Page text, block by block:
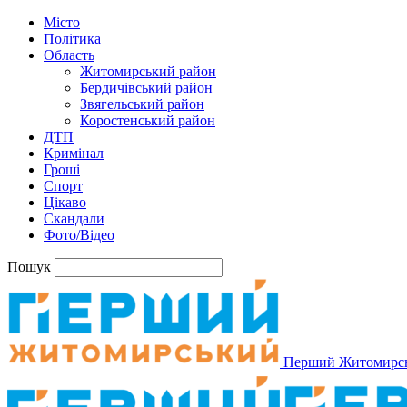
Місто
Політика
Область
Житомирський район
Бердичівський район
Звягельський район
Коростенський район
ДТП
Кримінал
Гроші
Спорт
Цікаво
Скандали
Фото/Відео
Пошук
Перший